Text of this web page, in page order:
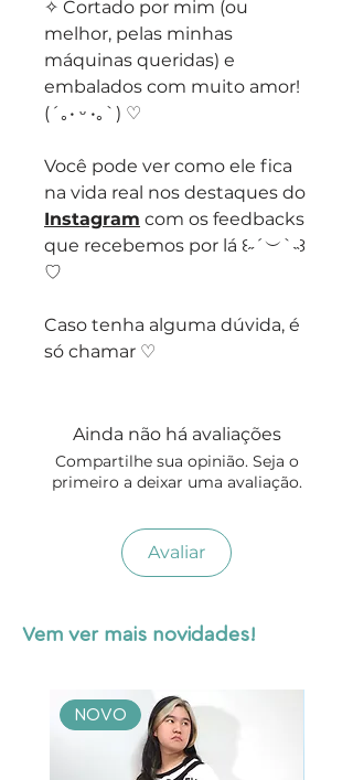
✧ Cortado por mim (ou
melhor, pelas minhas
máquinas queridas) e
embalados com muito amor!
(´｡• ᵕ •｡`) ♡
Você pode ver como ele fica
na vida real nos destaques do
Instagram com os feedbacks
que recebemos por lá ꒰˶´︶`˵꒱
♡
Caso tenha alguma dúvida, é
só chamar ♡
Ainda não há avaliações
Compartilhe sua opinião. Seja o
primeiro a deixar uma avaliação.
Avaliar
Vem ver mais novidades!
NOVO